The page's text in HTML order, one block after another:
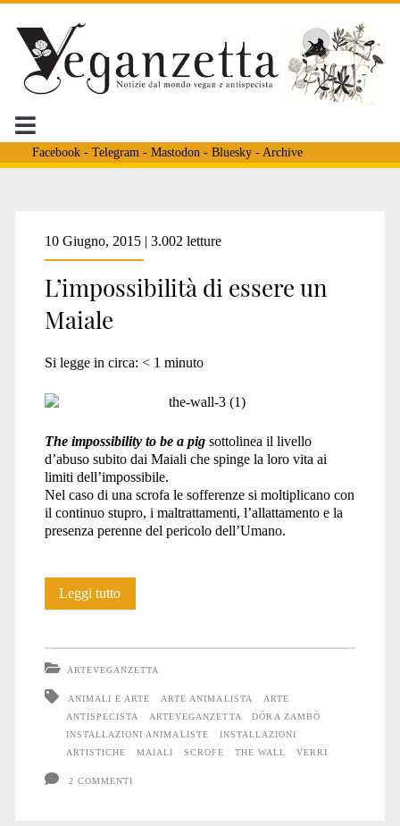
Facebook- Telegram - Mastodon - Bluesky- Archive
Tag:
<span>THE
WALL</span>
10 Giugno, 2015 | 3.002 letture
L’impossibilità di essere un
Maiale
Si legge in circa: < 1 minuto
The impossibility to be a pigsottolinea il livello
d’abuso subito dai Maiali che spinge la loro vita ai
limiti dell’impossibile.
Nel caso di una scrofa le sofferenze si moltiplicano con
il continuo stupro, i maltrattamenti, l’allattamento e la
presenza perenne del pericolo dell’Umano.
Leggi tuttoL’impossibilità
Maiale
ARTEVEGANZETTA
ANIMALI E ARTE ARTE ANIMALISTA
ARTE
ANTISPECISTA
ARTEVEGANZETTA
DÓRA ZAMBÓ
INSTALLAZIONI ANIMALISTE
INSTALLAZIONI
ARTISTICHE
MAIALI SCROFE THE WALL VERRI
2 COMMENTI